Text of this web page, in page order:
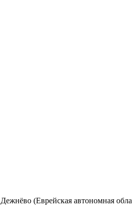
(Еврейская автономная